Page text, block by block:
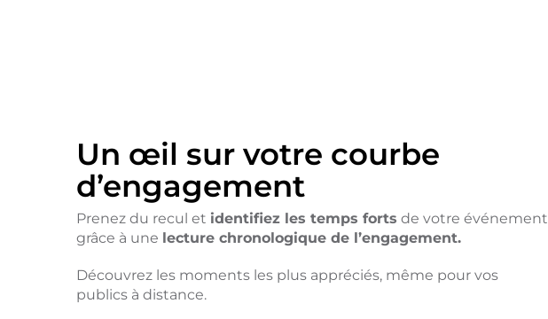
Un œil sur votre courbe
d’engagement
Prenez du recul et identifiez les temps forts de votre événement
grâce à une lecture chronologique de l’engagement.
Découvrez les moments les plus appréciés, même pour vos
publics à distance.